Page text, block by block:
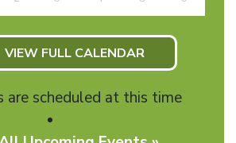
VIEW FULL CALENDAR
are scheduled at this time